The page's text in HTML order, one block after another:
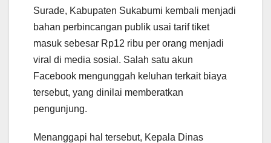
Surade, Kabupaten Sukabumi kembali menjadi
bahan perbincangan publik usai tarif tiket
masuk sebesar Rp12 ribu per orang menjadi
viral di media sosial. Salah satu akun
Facebook mengunggah keluhan terkait biaya
tersebut, yang dinilai memberatkan
pengunjung.
Menanggapi hal tersebut, Kepala Dinas